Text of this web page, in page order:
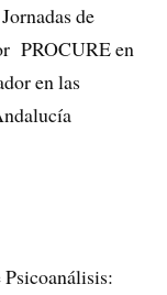
de
PROCURE en
en las